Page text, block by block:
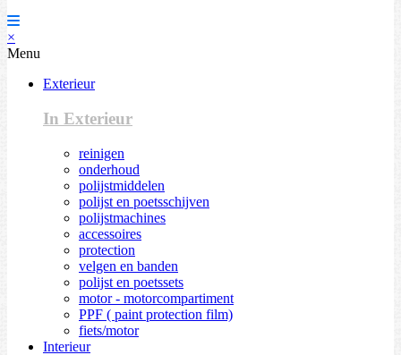
×
Menu
Exterieur
In Exterieur
reinigen
onderhoud
polijstmiddelen
polijst en poetsschijven
polijstmachines
accessoires
protection
velgen en banden
polijst en poetssets
motor - motorcompartiment
PPF ( paint protection film)
fiets/motor
Interieur